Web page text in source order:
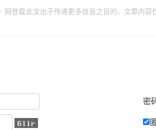
网登载此文出于传递更多信息之目的，文章内
密